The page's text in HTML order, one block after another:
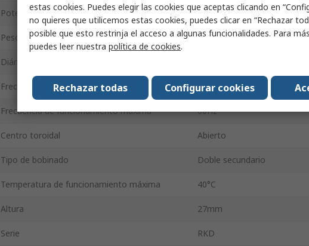
Potencia 15VA
Peso 320g
Diámetro
Frecuencia de funcionamiento mínima 50Hz
Frecuencia de funcionamiento máxima 60Hz
Centro toroidal Abierto
Tipo de bobinado Doble secundario
Temperatura de funcionamiento máxima 40°C
Altura 27mm
Serie RKD
estas cookies. Puedes elegir las cookies que aceptas clicando en
no quieres que utilicemos estas cookies, puedes clicar en “Rechazar
posible que esto restrinja el acceso a algunas funcionalidades. Para
puedes leer nuestra política de cookies.
Configurar cookies
Rechazar todas